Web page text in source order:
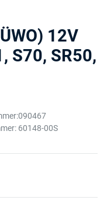
12V
S70, SR50,
090467
60148-00S